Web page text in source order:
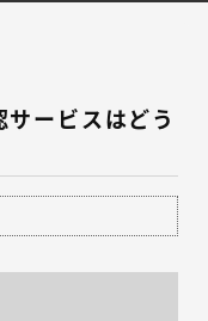
サービスはどう